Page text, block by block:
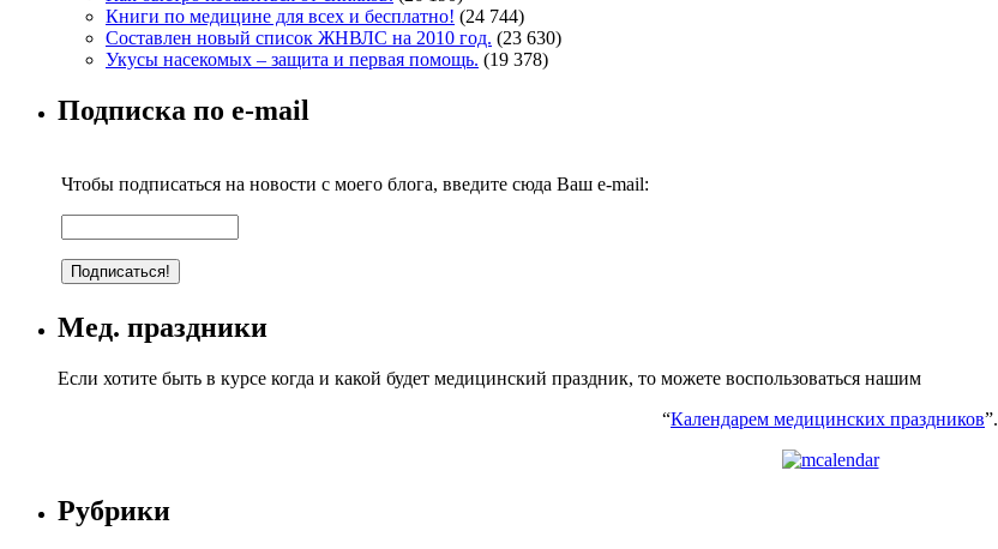
Книги по медицине для всех и бесплатно! (24 744)
Составлен новый список ЖНВЛС на 2010 год. (23 630)
Укусы насекомых – защита и первая помощь. (19 378)
Подписка по e-mail
Чтобы подписаться на новости с моего блога, введите сюда Ваш e-mail:
Мед. праздники
Если хотите быть в курсе когда и какой будет медицинский праздник, то можете воспользоваться нашим
“Календарем медицинских праздников”.
Рубрики